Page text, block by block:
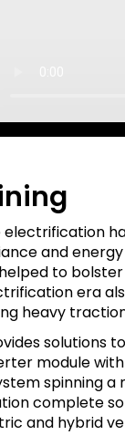
and
to
era
heavy
solutions
module
spinning a
complete
and hybrid